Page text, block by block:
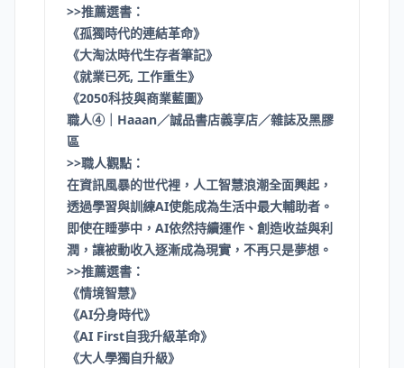
>>推薦選書：
《孤獨時代的連結革命》
《大淘汰時代生存者筆記》
《就業已死, 工作重生》
《2050科技與商業藍圖》
職人④｜Haaan／誠品書店義享店／雜誌及黑膠
區
>>職人觀點：
在資訊風暴的世代裡，人工智慧浪潮全面興起，
透過學習與訓練AI使能成為生活中最大輔助者。
即使在睡夢中，AI依然持續運作、創造收益與利
潤，讓被動收入逐漸成為現實，不再只是夢想。
>>推薦選書：
《情境智慧》
《AI分身時代》
《AI First自我升級革命》
《大人學獨自升級》